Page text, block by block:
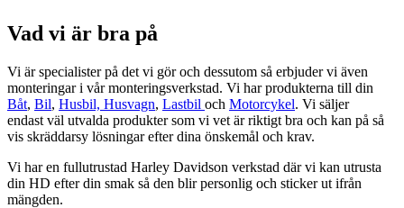
Vad vi är bra på
Vi är specialister på det vi gör och dessutom så erbjuder vi även
monteringar i vår monteringsverkstad. Vi har produkterna till din
Båt, Bil, Husbil, Husvagn, Lastbil och Motorcykel. Vi säljer
endast väl utvalda produkter som vi vet är riktigt bra och kan på så
vis skräddarsy lösningar efter dina önskemål och krav.
Vi har en fullutrustad Harley Davidson verkstad där vi kan utrusta
din HD efter din smak så den blir personlig och sticker ut ifrån
mängden.